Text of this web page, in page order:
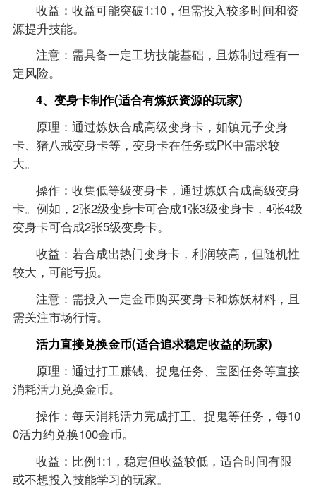
收益：收益可能突破1:10，但需投入较多时间和资
源提升技能。
注意：需具备一定工坊技能基础，且炼制过程有一
定风险。
4、变身卡制作(适合有炼妖资源的玩家)
原理：通过炼妖合成高级变身卡，如镇元子变身
卡、猪八戒变身卡等，变身卡在任务或PK中需求较
大。
操作：收集低等级变身卡，通过炼妖合成高级变身
卡。例如，2张2级变身卡可合成1张3级变身卡，4张4级
变身卡可合成2张5级变身卡。
收益：若合成出热门变身卡，利润较高，但随机性
较大，可能亏损。
注意：需投入一定金币购买变身卡和炼妖材料，且
需关注市场行情。
活力直接兑换金币(适合追求稳定收益的玩家)
原理：通过打工赚钱、捉鬼任务、宝图任务等直接
消耗活力兑换金币。
操作：每天消耗活力完成打工、捉鬼等任务，每10
0活力约兑换100金币。
收益：比例1:1，稳定但收益较低，适合时间有限
或不想投入技能学习的玩家。